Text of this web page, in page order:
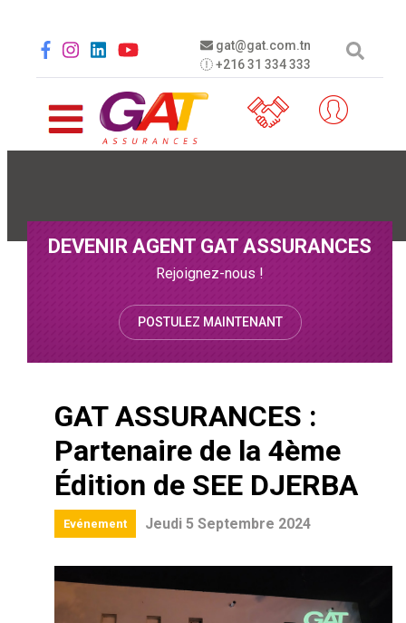
gat@gat.com.tn
+216 31 334 333
Social menu
DEVENIR AGENT GAT ASSURANCES
Rejoignez-nous !
POSTULEZ MAINTENANT
GAT ASSURANCES :
Partenaire de la 4ème
Édition de SEE DJERBA
Evénement Jeudi 5 Septembre 2024